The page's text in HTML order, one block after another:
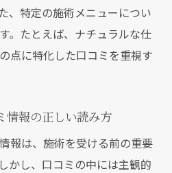
、特定の施術メニューについ
。たとえば、ナチュラルな仕
点に特化した口コミを重視す
情報の正しい読み方
報は、施術を受ける前の重要
かし、口コミの中には主観的